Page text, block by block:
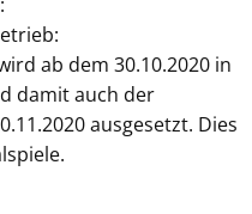
ab dem 30.10.2020 in
damit auch der
ausgesetzt. Dies